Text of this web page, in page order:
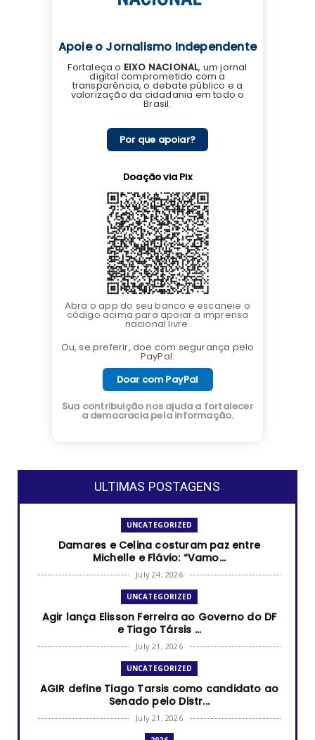
Apoie o Jornalismo Independente
Fortaleça o EIXO NACIONAL, um jornal
digital comprometido com a
transparência, o debate público e a
valorização da cidadania em todo o
Brasil.
Por que apoiar?
Doação via Pix
Abra o app do seu banco e escaneie o
código acima para apoiar a imprensa
nacional livre.
Ou, se preferir, doe com segurança pelo
PayPal:
Doar com PayPal
Sua contribuição nos ajuda a fortalecer
a democracia pela informação.
ULTIMAS POSTAGENS
UNCATEGORIZED
Damares e Celina costuram paz entre
Michelle e Flávio: “Vamo...
July 24, 2026
UNCATEGORIZED
Agir lança Elisson Ferreira ao Governo do DF
e Tiago Társis ...
July 21, 2026
UNCATEGORIZED
AGIR define Tiago Tarsis como candidato ao
Senado pelo Distr...
July 21, 2026